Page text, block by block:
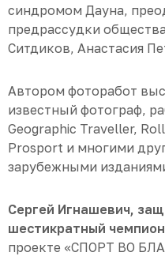
синдромом Дауна,
предрассудки
Ситдиков, Анастасия
Автором фоторабот
известный фотограф,
Geographic Traveller,
Prosport и многими
зарубежными
Сергей Игнашевич,
шестикратный
проекте «СПОРТ ВО